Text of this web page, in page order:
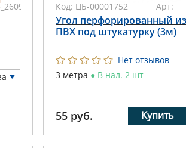
Код: ЦБ-00001752 Арт:
Угол перфорированный из
ПВХ под штукатурку (3м)
Нет отзывов
3 метра ● В нал. 2 шт
55 руб. Купить